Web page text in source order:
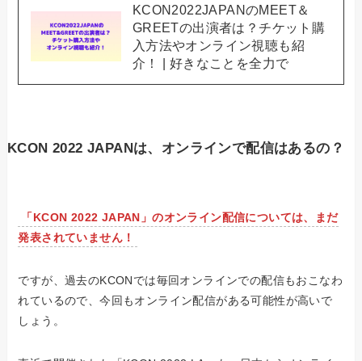
KCON2022JAPANのMEET＆
GREETの出演者は？チケット購
入方法やオンライン視聴も紹
介！ | 好きなことを全力で
KCON 2022 JAPANは、オンラインで配信はあるの？
「KCON 2022 JAPAN」のオンライン配信については、まだ
発表されていません！
ですが、過去のKCONでは毎回オンラインでの配信もおこなわ
れているので、今回もオンライン配信がある可能性が高いで
しょう。